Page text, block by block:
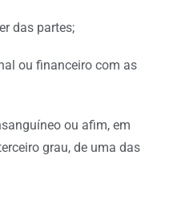
das partes;
ou financeiro com as
ou afim, em
grau, de uma das